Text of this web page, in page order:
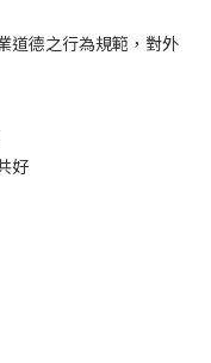
道德之行為規範， 對外
好